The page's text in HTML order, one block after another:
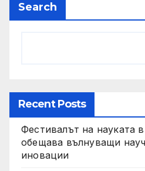
Search
Recent Posts
Фестивалът на науката
обещава вълнуващи
иновации